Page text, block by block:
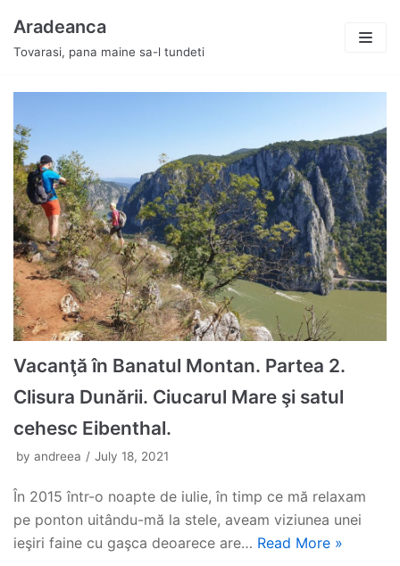
Skip
to
Aradeanca
Tovarasi, pana maine sa-l tundeti
Vacanţă în Banatul Montan. Partea 2.
Clisura Dunării. Ciucarul Mare şi satul
cehesc Eibenthal.
by andreea July 18, 2021
În 2015 într-o noapte de iulie, în timp ce mă relaxam
pe ponton uitându-mă la stele, aveam viziunea unei
ieşiri faine cu gaşca deoarece are… Read More »